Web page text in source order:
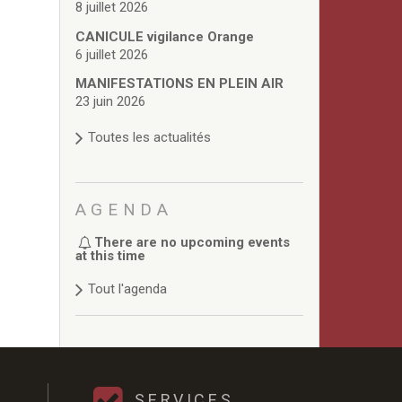
8 juillet 2026
CANICULE vigilance Orange
6 juillet 2026
MANIFESTATIONS EN PLEIN AIR
23 juin 2026
Toutes les actualités
AGENDA
There are no upcoming events
at this time
Tout l'agenda